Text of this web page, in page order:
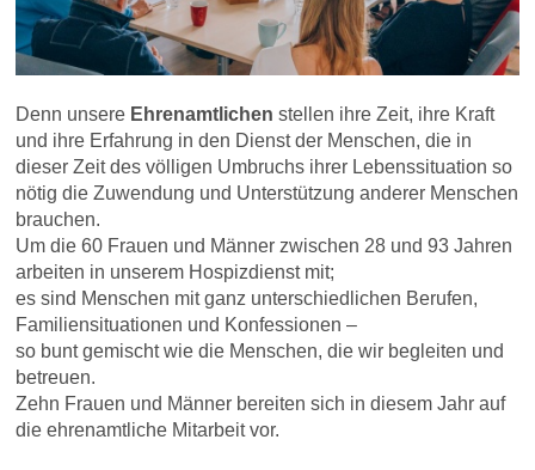
Denn unsere Ehrenamtlichen stellen ihre Zeit, ihre Kraft
und ihre Erfahrung in den Dienst der Menschen, die in
dieser Zeit des völligen Umbruchs ihrer Lebenssituation so
nötig die Zuwendung und Unterstützung anderer Menschen
brauchen.
Um die 60 Frauen und Männer zwischen 28 und 93 Jahren
arbeiten in unserem Hospizdienst mit;
es sind Menschen mit ganz unterschiedlichen Berufen,
Familiensituationen und Konfessionen –
so bunt gemischt wie die Menschen, die wir begleiten und
betreuen.
Zehn Frauen und Männer bereiten sich in diesem Jahr auf
die ehrenamtliche Mitarbeit vor.